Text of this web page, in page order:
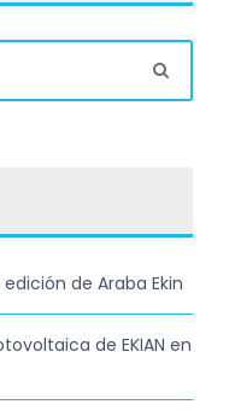
de Araba Ekin
de EKIAN en